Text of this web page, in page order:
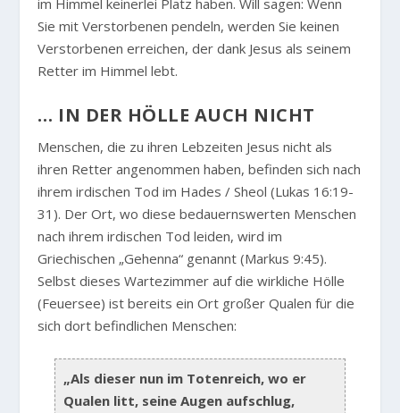
im Himmel keinerlei Platz haben. Will sagen: Wenn
Sie mit Verstorbenen pendeln, werden Sie keinen
Verstorbenen erreichen, der dank Jesus als seinem
Retter im Himmel lebt.
… IN DER HÖLLE AUCH NICHT
Menschen, die zu ihren Lebzeiten Jesus nicht als
ihren Retter angenommen haben, befinden sich nach
ihrem irdischen Tod im Hades / Sheol (Lukas 16:19-
31). Der Ort, wo diese bedauernswerten Menschen
nach ihrem irdischen Tod leiden, wird im
Griechischen „Gehenna“ genannt (Markus 9:45).
Selbst dieses Wartezimmer auf die wirkliche Hölle
(Feuersee) ist bereits ein Ort großer Qualen für die
sich dort befindlichen Menschen:
„Als dieser nun im Totenreich, wo er
Qualen litt, seine Augen aufschlug,